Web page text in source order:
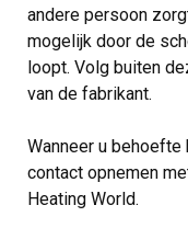
andere persoon
mogelijk door de
loopt. Volg buiten
van de fabrikant.
Wanneer u behoefte
contact opnemen
Heating World.